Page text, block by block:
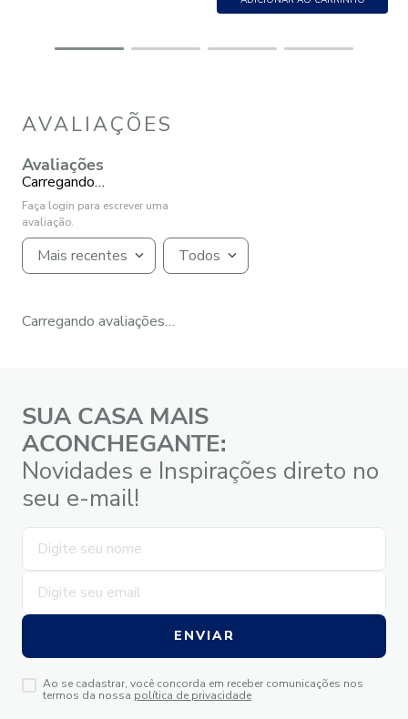
AVALIAÇÕES
Avaliações
Carregando…
Faça login para escrever uma
avaliação.
Mais recentes Todos
Carregando avaliações…
SUA CASA MAIS
ACONCHEGANTE:
Novidades e Inspirações direto no
seu e-mail!
ENVIAR
Ao se cadastrar, você concorda em receber comunicações nos
termos da nossa política de privacidade